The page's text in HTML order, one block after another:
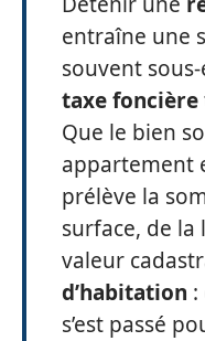
entraîne une
souvent
taxe foncière
Que le bien
appartement
prélève la
surface, de la
valeur
d’habitation
s’est passé